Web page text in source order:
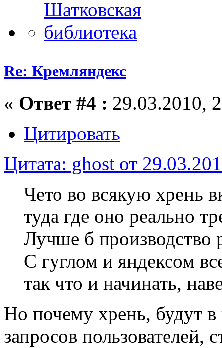
Re: Кремляндекс
« Ответ #4 : 29.03.2010,
Цитировать
Цитата: ghost от
Чето во всякую хрень
туда где оно реально
Лучше б производство
С гуглом и яндексом
так что и начинать,
Но почему хрень, будут в
запросов пользователей,